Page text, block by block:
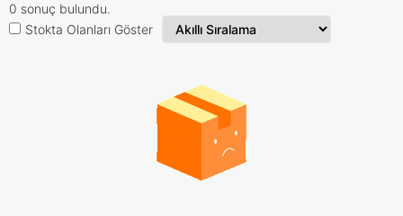
0 sonuç bulundu.
Stokta Olanları Göster